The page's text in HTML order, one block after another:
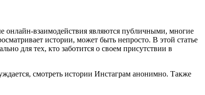
онлайн-взаимодействия являются публичными, многие
истории, может быть непросто. В этой статье
для тех, кто заботится о своем присутствии в
смотреть истории Инстаграм анонимно. Также